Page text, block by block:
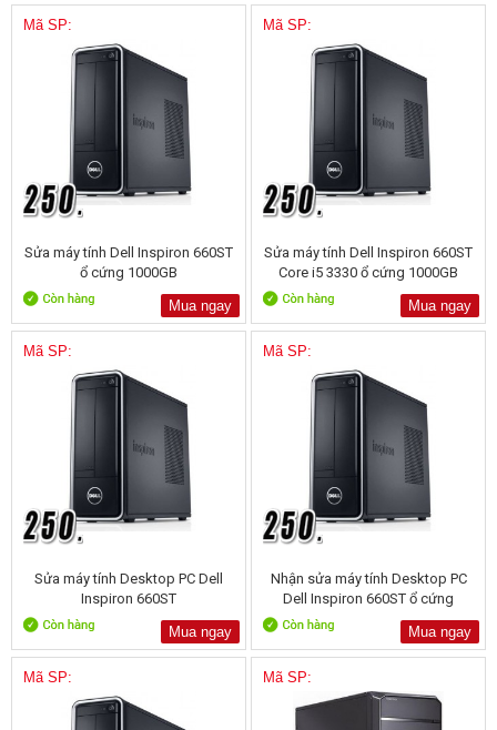
Mã SP:
Sửa máy tính Dell Inspiron 660ST
ổ cứng 1000GB
Mua ngay
Mã SP:
Sửa máy tính Dell Inspiron 660ST
Core i5 3330 ổ cứng 1000GB
Mua ngay
Mã SP:
Sửa máy tính Desktop PC Dell
Inspiron 660ST
Mua ngay
Mã SP:
Nhận sửa máy tính Desktop PC
Dell Inspiron 660ST ổ cứng
Mua ngay
Mã SP: Mã SP: